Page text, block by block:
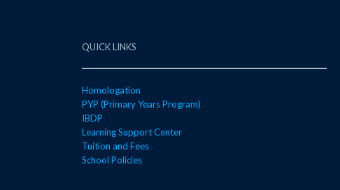
QUICK LINKS
Homologation
PYP (Primary Years Program)
IBDP
Learning Support Center
Tuition and Fees
School Policies